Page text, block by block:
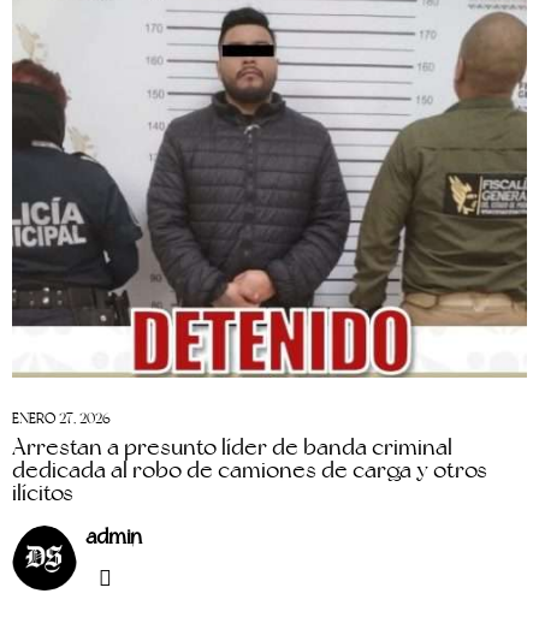
ENERO 27, 2026
Arrestan a presunto líder de banda criminal
dedicada al robo de camiones de carga y otros
ilícitos
admin